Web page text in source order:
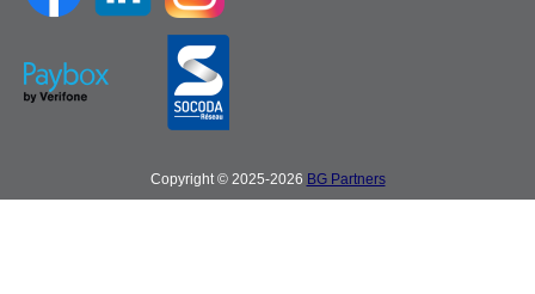
Copyright © 2025-2026 BG Partners